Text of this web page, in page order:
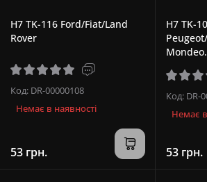
H7 TK-116 Ford/Fiat/Land
Rover
Код: DR-00000108
Немає в наявності
53 грн.
H7 TK-
Код: DR-
Немає
53 грн.